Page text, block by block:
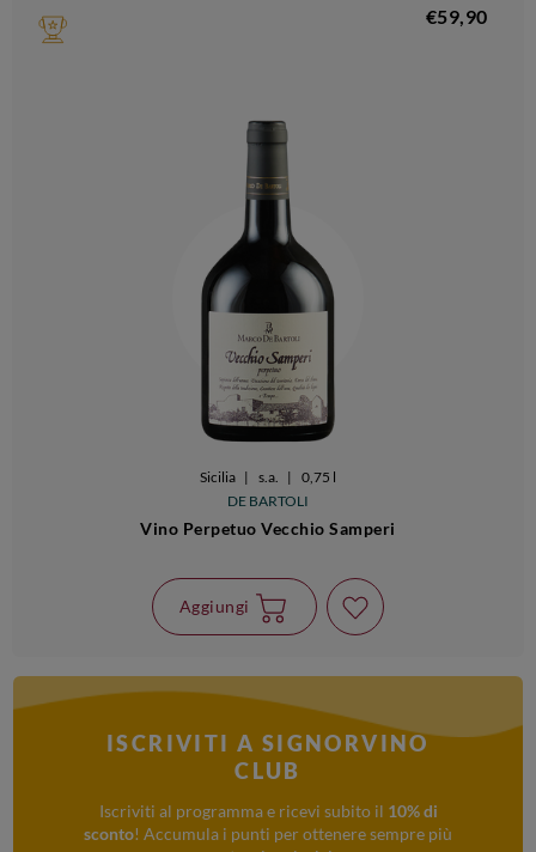
€59,90
Sicilia | s.a. |
0,75 l
DE BARTOLI
Vino Perpetuo Vecchio Samperi
Aggiungi
ISCRIVITI A SIGNORVINO
CLUB
Iscriviti al programma e ricevi subito il 10% di
sconto! Accumula i punti per ottenere sempre più